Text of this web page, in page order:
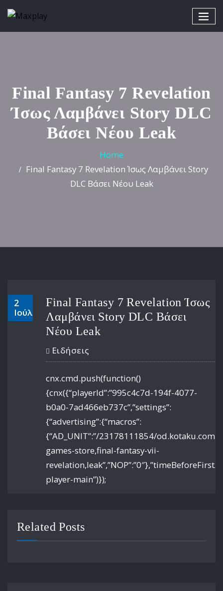
Final Fantasy 7 Revelation
Ίσως Λαμβάνει Story DLC
Βάσει Νέου Leak
Home
Final Fantasy 7 Revelation Ίσως Λαμβάνει Story
DLC Βάσει Νέου Leak
2
Ιούλ
Final Fantasy 7 Revelation Ίσως
Λαμβάνει Story DLC Βάσει
Νέου Leak
Ειδήσεις
cnx.cmd.push(function()
{cnx({“playerId”:”995c4c7d-194f-4077-
b0a0-7ad466eb737c”,”settings”:
{“advertising”:{“macros”:
{“AD_UNIT”:”/23178111854/od.kotaku.com/
games-store,final-fantasy-vii-
player-main”)});
Related Posts